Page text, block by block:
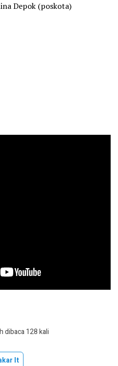
Depok (poskota)
dibaca 128 kali
It